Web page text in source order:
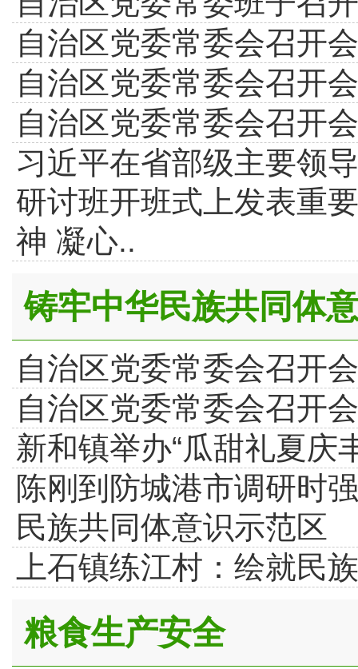
自治区党委常委会召开
自治区党委常委会召开
自治区党委常委会召开
习近平在省部级主要领
研讨班开班式上发表重
神 凝心..
铸牢中华民族共同体
自治区党委常委会召开
自治区党委常委会召开
新和镇举办“瓜甜礼夏庆
陈刚到防城港市调研时
民族共同体意识示范区
上石镇练江村：绘就民
粮食生产安全